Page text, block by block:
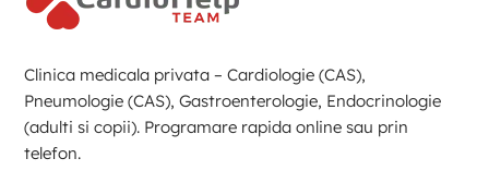
Clinica medicala privata – Cardiologie (CAS),
Pneumologie (CAS), Gastroenterologie, Endocrinologie
(adulti si copii). Programare rapida online sau prin
telefon.